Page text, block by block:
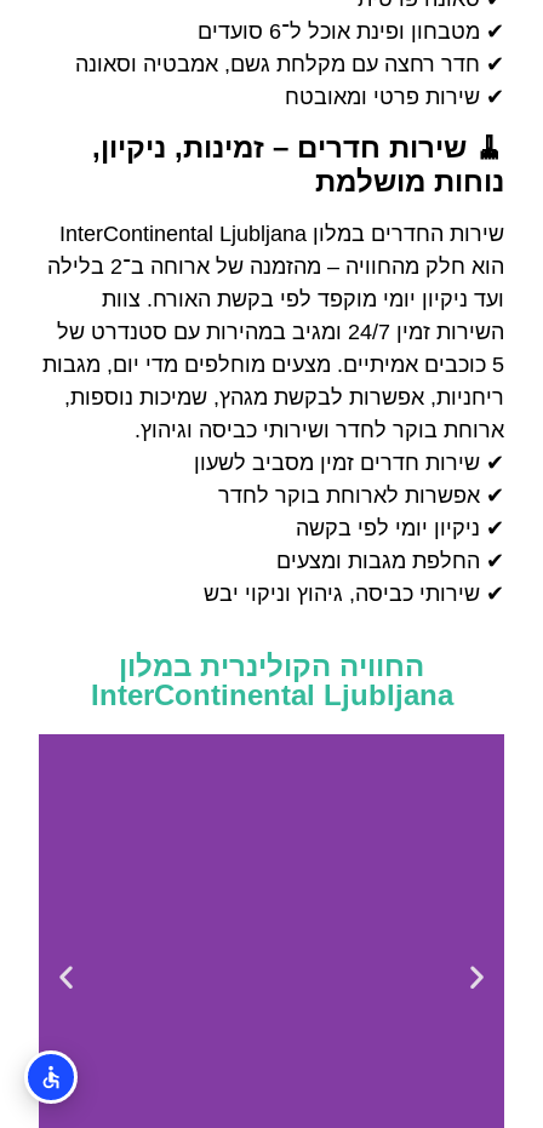
✔ מטבחון ופינת אוכל ל־6 סועדים
✔ חדר רחצה עם מקלחת גשם, אמבטיה וסאונה
✔ שירות פרטי ומאובטח
🧹 שירות חדרים – זמינות, ניקיון,
נוחות מושלמת
שירות החדרים במלון InterContinental Ljubljana
הוא חלק מהחוויה – מהזמנה של ארוחה ב־2 בלילה
ועד ניקיון יומי מוקפד לפי בקשת האורח. צוות
השירות זמין 24/7 ומגיב במהירות עם סטנדרט של
5 כוכבים אמיתיים. מצעים מוחלפים מדי יום, מגבות
ריחניות, אפשרות לבקשת מגהץ, שמיכות נוספות,
ארוחת בוקר לחדר ושירותי כביסה וגיהוץ.
✔ שירות חדרים זמין מסביב לשעון
✔ אפשרות לארוחת בוקר לחדר
✔ ניקיון יומי לפי בקשה
✔ החלפת מגבות ומצעים
✔ שירותי כביסה, גיהוץ וניקוי יבש
החוויה הקולינרית במלון
InterContinental Ljubljana